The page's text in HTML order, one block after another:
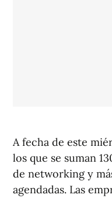
A fecha de este
los que se suman
de networking y
agendadas. Las